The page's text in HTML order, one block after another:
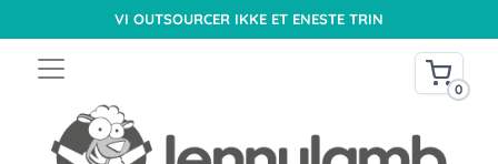
VI OUTSOURCER IKKE ET ENESTE TRIN
0